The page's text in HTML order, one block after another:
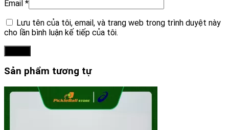
Email *
Lưu tên của tôi, email, và trang web trong trình duyệt này
cho lần bình luận kế tiếp của tôi.
Sản phẩm tương tự